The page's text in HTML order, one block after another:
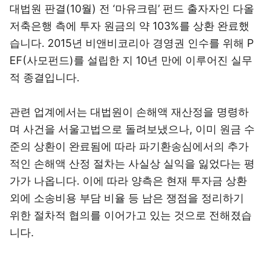
대법원 판결(10월) 전 ‘마유크림’ 펀드 출자자인 다올
저축은행 측에 투자 원금의 약 103%를 상환 완료했
습니다. 2015년 비앤비코리아 경영권 인수를 위해 P
EF(사모펀드)를 설립한 지 10년 만에 이루어진 실무
적 종결입니다.
관련 업계에서는 대법원이 손해액 재산정을 명령하
며 사건을 서울고법으로 돌려보냈으나, 이미 원금 수
준의 상환이 완료됨에 따라 파기환송심에서의 추가
적인 손해액 산정 절차는 사실상 실익을 잃었다는 평
가가 나옵니다. 이에 따라 양측은 현재 투자금 상환
외에 소송비용 부담 비율 등 남은 쟁점을 정리하기
위한 절차적 협의를 이어가고 있는 것으로 전해졌습
니다.